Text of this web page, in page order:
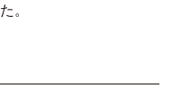
。